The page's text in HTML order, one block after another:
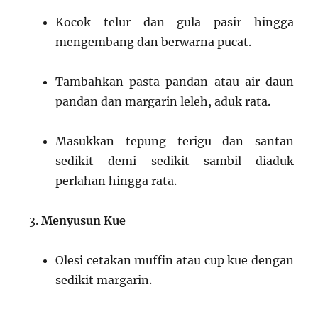
Kocok telur dan gula pasir hingga
mengembang dan berwarna pucat.
Tambahkan pasta pandan atau air daun
pandan dan margarin leleh, aduk rata.
Masukkan tepung terigu dan santan
sedikit demi sedikit sambil diaduk
perlahan hingga rata.
Menyusun Kue
Olesi cetakan muffin atau cup kue dengan
sedikit margarin.